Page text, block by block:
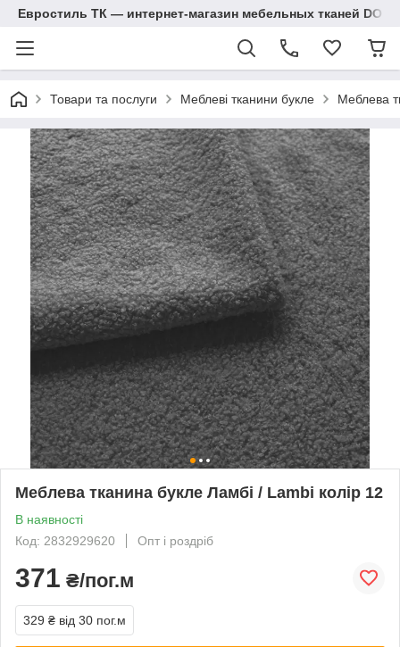
Евростиль ТК — интернет-магазин мебельных тканей
Товари та послуги Меблеві тканини букле Меблева
Меблева тканина букле Ламбі / Lambi колір 12
В наявності
Код: 2832929620
Опт і роздріб
371 ₴/пог.м
329 ₴ від 30 пог.м